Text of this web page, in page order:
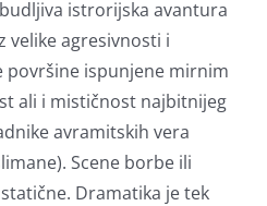
istrorijska avantura
velike agresivnosti i
površine ispunjene mirnim
ali i mističnost najbitnijeg
avramitskih vera
Scene borbe ili
Dramatika je tek